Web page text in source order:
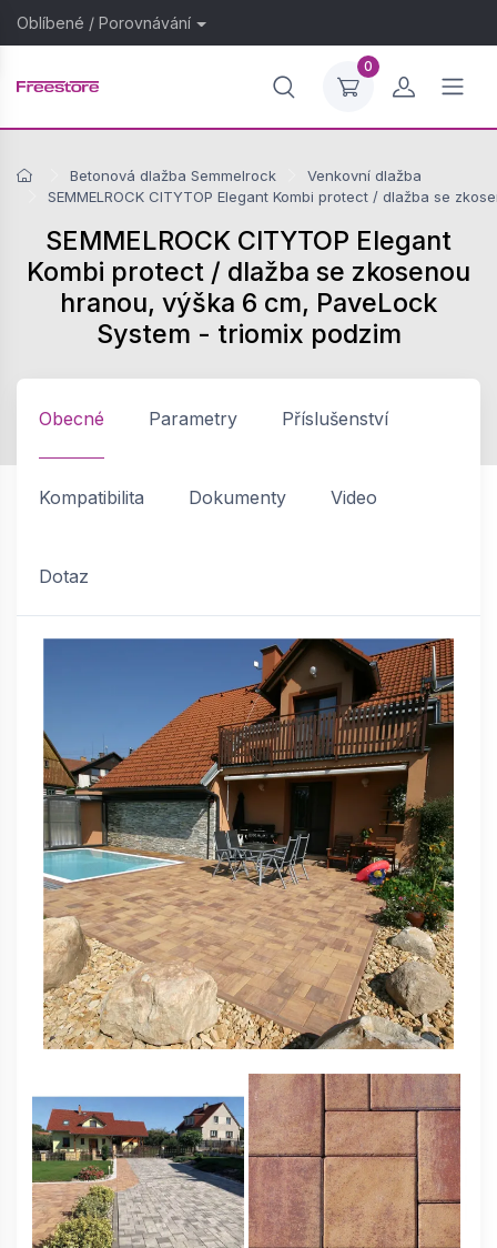
Oblíbené / Porovnávání
0
Betonová dlažba Semmelrock
Venkovní dlažba
SEMMELROCK CITYTOP Elegant Kombi protect / dlažba se
SEMMELROCK CITYTOP Elegant
Kombi protect / dlažba se zkosenou
hranou, výška 6 cm, PaveLock
System - triomix podzim
Obecné Parametry Příslušenství
Kompatibilita Dokumenty Video
Dotaz